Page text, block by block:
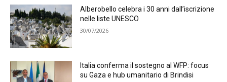
Alberobello celebra i 30 anni dall’iscrizione
nelle liste UNESCO
30/07/2026
Italia conferma il sostegno al WFP: focus
su Gaza e hub umanitario di Brindisi